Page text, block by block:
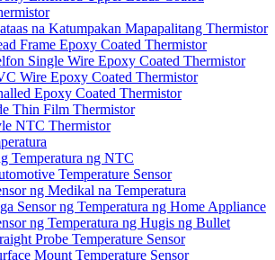
na Katumpakan Mapapalitang Thermistor
Frame Epoxy Coated Thermistor
Single Wire Epoxy Coated Thermistor
Wire Epoxy Coated Thermistor
Epoxy Coated Thermistor
Thin Film Thermistor
NTC Thermistor
Temperatura ng NTC
Temperature Sensor
ng Medikal na Temperatura
Sensor ng Temperatura ng Home Appliance
ng Temperatura ng Hugis ng Bullet
Probe Temperature Sensor
Mount Temperature Sensor